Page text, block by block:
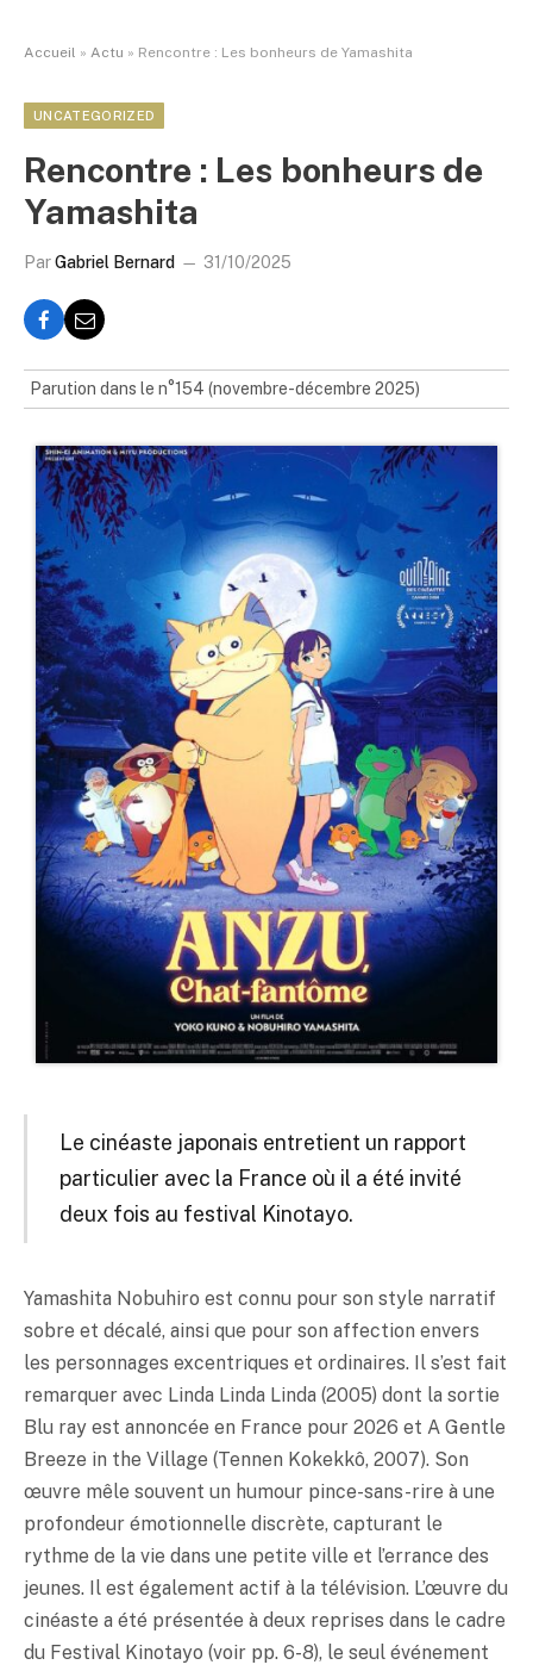
Accueil » Actu » Rencontre : Les bonheurs de Yamashita
UNCATEGORIZED
Rencontre : Les bonheurs de
Yamashita
ParGabriel Bernard 31/10/2025
Parution dans le n°154 (novembre-décembre 2025)
Le cinéaste japonais entretient un rapport
particulier avec la France où il a été invité
deux fois au festival Kinotayo.
Yamashita Nobuhiro est connu pour son style narratif
sobre et décalé, ainsi que pour son affection envers
les personnages excentriques et ordinaires. Il s’est fait
remarquer avec Linda Linda Linda (2005) dont la sortie
Blu ray est annoncée en France pour 2026 et A Gentle
Breeze in the Village (Tennen Kokekkô, 2007). Son
œuvre mêle souvent un humour pince-sans-rire à une
profondeur émotionnelle discrète, capturant le
rythme de la vie dans une petite ville et l’errance des
jeunes. Il est également actif à la télévision. L’œuvre du
cinéaste a été présentée à deux reprises dans le cadre
du Festival Kinotayo (voir pp. 6-8), le seul événement